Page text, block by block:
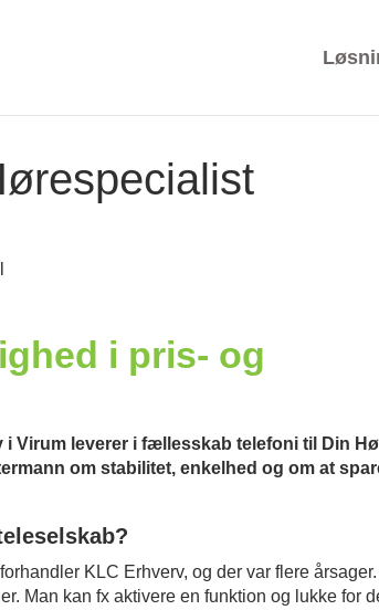
i pris- og
Virum leverer i fællesskab telefoni til Din
om stabilitet, enkelhed og om at
KLC Erhverv, og der var flere
Man kan fx aktivere en funktion og lukke for